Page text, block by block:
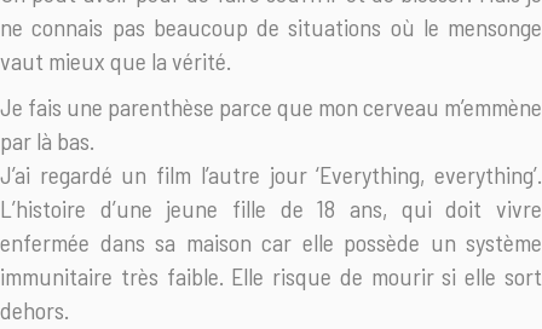
ne connais pas beaucoup de situations où le mensonge
vaut mieux que la vérité.
Je fais une parenthèse parce que mon cerveau m’emmène
par là bas.
J’ai regardé un film l’autre jour ‘Everything, everything’.
L’histoire d’une jeune fille de 18 ans, qui doit vivre
enfermée dans sa maison car elle possède un système
immunitaire très faible. Elle risque de mourir si elle sort
dehors.